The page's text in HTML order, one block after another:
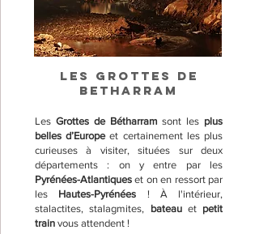
LES GROTTES DE
BETHARRAM
Les Grottes de Bétharram sont les plus
belles d’Europeet certainement les plus
curieuses à visiter, situées sur deux
départements : on y entre par les
Pyrénées-Atlantiques et on en ressort par
les Hautes-Pyrénées ! À l'intérieur,
stalactites, stalagmites, bateau et petit
train vous attendent !